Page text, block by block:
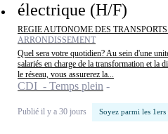
électrique (H/F)
REGIE AUTONOME DES
ARRONDISSEMENT
Quel sera votre quotidien? Au sein d'une
salariés en charge de la transformation et la
le réseau, vous assurerez la...
CDI - Temps plein
Publié il y a 30 jours Soyez parmi les 1ers